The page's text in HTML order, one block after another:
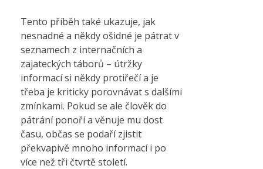
Tento příběh také ukazuje, jak
nesnadné a někdy ošidné je pátrat v
seznamech z internačních a
zajateckých táborů – útržky
informací si někdy protiřečí a je
třeba je kriticky porovnávat s dalšími
zmínkami. Pokud se ale člověk do
pátrání ponoří a věnuje mu dost
času, občas se podaří zjistit
překvapivě mnoho informací i po
více než tři čtvrtě století.